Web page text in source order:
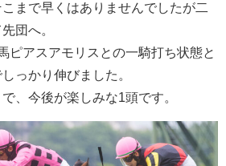
まで早くはありませんでしたが二
団へ。
ピアスアモリスとの一騎打ち状態と
っかり伸びました。
、今後が楽しみな1頭です。